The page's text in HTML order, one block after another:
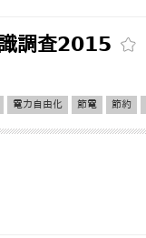
調査2015
電力自由化 節電 節約